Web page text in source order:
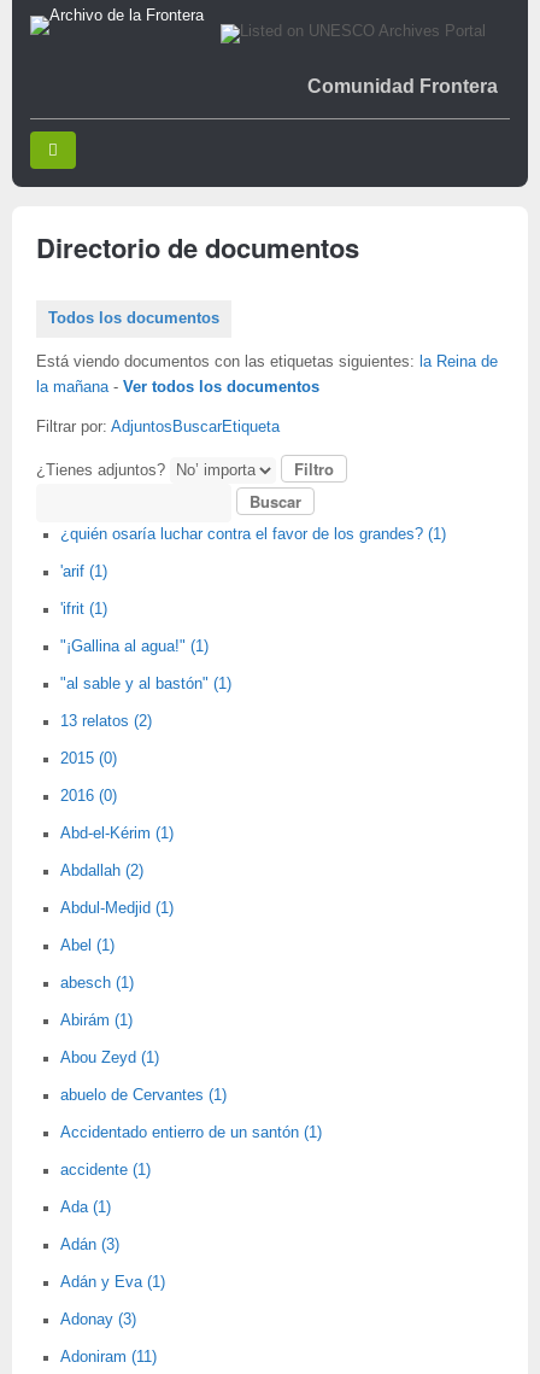
Comunidad Frontera
Directorio de documentos
Todos los documentos
Está viendo documentos con las etiquetas siguientes: la Reina de
la mañana- Ver todos los documentos
Filtrar por: Adjuntos BuscarEtiqueta
¿Tienes adjuntos?
¿quién osaría luchar contra el favor de los grandes? (1)
'arif (1)
'ifrit (1)
"¡Gallina al agua!" (1)
"al sable y al bastón" (1)
13 relatos (2)
2015 (0)
2016 (0)
Abd-el-Kérim (1)
Abdallah (2)
Abdul-Medjid (1)
Abel (1)
abesch (1)
Abirám (1)
Abou Zeyd (1)
abuelo de Cervantes (1)
Accidentado entierro de un santón (1)
accidente (1)
Ada (1)
Adán (3)
Adán y Eva (1)
Adonay (3)
Adoniram (11)